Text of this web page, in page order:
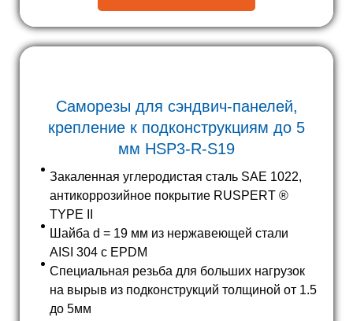
Саморезы для сэндвич-панелей,
крепление к подконструкциям до 5
мм HSP3-R-S19
Закаленная углеродистая сталь SAE 1022,
антикоррозийное покрытие RUSPERT ®
TYPE II
Шайба d = 19 мм из нержавеющей стали
AISI 304 с EPDM
Специальная резьба для больших нагрузок
на вырыв из подконструкций толщиной от 1.5
до 5мм